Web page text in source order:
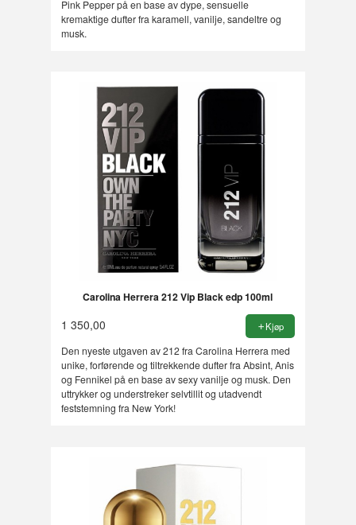
Pink Pepper på en base av dype, sensuelle
kremaktige dufter fra karamell, vanilje, sandeltre og
musk.
Carolina Herrera 212 Vip Black edp 100ml
1 350,00 Kjøp
Den nyeste utgaven av 212 fra Carolina Herrera med
unike, forførende og tiltrekkende dufter fra Absint, Anis
og Fennikel på en base av sexy vanilje og musk. Den
uttrykker og understreker selvtillit og utadvendt
feststemning fra New York!